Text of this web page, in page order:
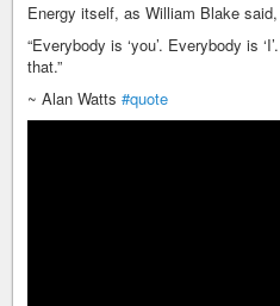
Energy itself, as William Blake
“Everybody is ‘you’. Everybody is
that.”
~ Alan Watts #quote